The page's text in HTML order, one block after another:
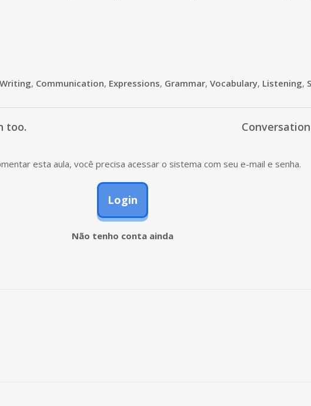
Writing, Communication, Expressions, Grammar, Vocabulary, Listening,
too.
esta aula, você precisa acessar o sistema com seu e-mail e senha.
Login
Não tenho conta ainda